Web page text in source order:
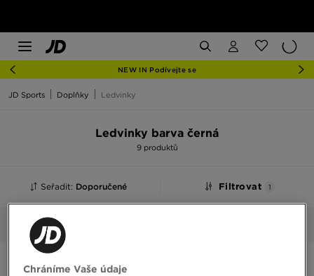
NEW IN Podívejte se
JD Sports Doplňky Ledvinky
Ledvinky barva černá
9 produktů
Seřadit: Doporučené Filtrovat 1
Vybrané:
Chráníme Vaše údaje